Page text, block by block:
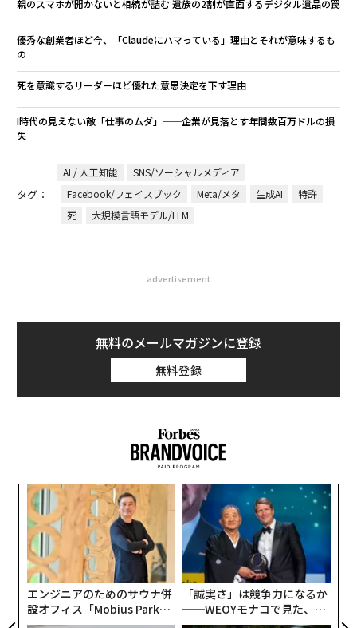
親のスマホが開かないと相続が詰む 遺族の2割が直面するデジタル遺品の罠
優秀な創業者ほど今、「Claudeにハマっている」理由とそれが意味するも
の
死を意識するリーダーほど優れた意思決定を下す理由
I時代の見えない敵「仕事のムダ」──企業が見落とす年間数百万ドルの損
失
タグ：
AI / 人工知能
SNS/ソーシャルメディア
Facebook/フェイスブック
Meta/メタ 生成AI
特許
死
大規模言語モデル/LLM
advertisement
無料のメールマガジンに登録
無料登録
エンジニアのためのサウナ併
設オフィス「Mobius Park」
がオープン──タマディック
「誠実さ」は競争力になるか
──WEOYモナコで見た、く
ら寿司の経営哲学